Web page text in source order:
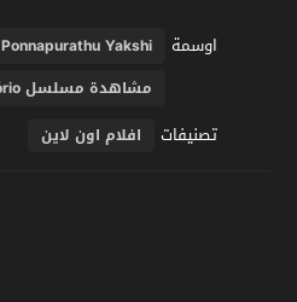
اوسمة
Ponnapurathu Yakshi
مشاهدة مسلسل Anitta Made in Honório الموسم 1 الحلقة 2 مترجم
تصنيفات افلام اون لاين